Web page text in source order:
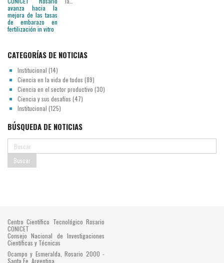
CATEGORÍAS DE NOTICIAS
Institucional (14)
Ciencia en la vida de todos (89)
Ciencia en el sector productivo (30)
Ciencia y sus desafíos (47)
Institucional (125)
BÚSQUEDA DE NOTICIAS
Centro Científico Tecnológico Rosario
CONICET
Consejo Nacional de Investigaciones
Científicas y Técnicas
Ocampo y Esmeralda, Rosario 2000 -
Santa Fe, Argentina